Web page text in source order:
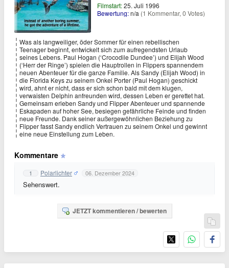
Filmstart:25. Juli 1996
Bewertung:n/a (1 Kommentar, 0 Votes)
Was als langweiliger, öder Sommer für einen rebellischen
Teenager beginnt, entwickelt sich zum aufregendsten Urlaub
seines Lebens. Paul Hogan (‘Crocodile Dundee’) und Elijah Wood
(‘Herr der Ringe’) spielen die Hauptrollen in Flippers spannendem
neuen Abenteuer für die ganze Familie. Als Sandy (Elijah Wood) in
die Florida Keys zu seinem Onkel Porter (Paul Hogan) geschickt
wird, ahnt er nicht, dass er sich schon bald mit dem klugen,
verwaisten Delphin anfreunden wird, dessen Leben er gerettet hat.
Gemeinsam erleben Sandy und Flipper Abenteuer und spannende
Eskapaden auf hoher See, besiegen gefährliche Feinde und finden
neue Freunde. Dank seiner außergewöhnlichen Beziehung zu
Flipper fasst Sandy endlich Vertrauen zu seinem Onkel und gewinnt
eine neue Einstellung zum Leben.
Kommentare
1 Polarlichter 06. Dezember 2024
Sehenswert.
JETZT kommentieren / bewerten